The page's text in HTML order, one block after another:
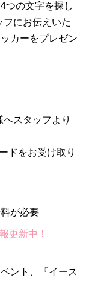
つの文字を探し
にお伝えいた
カーをプレゼン
スタッフより
ドをお受け取り
が必要
更新中！
ント、『イース